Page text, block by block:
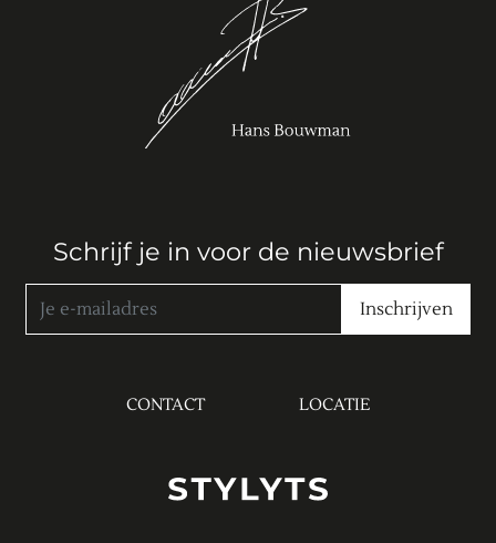
Schrijf je in voor de nieuwsbrief
CONTACT LOCATIE